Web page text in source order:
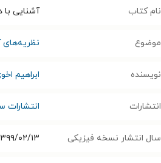
نام کتاب آشنایی با
موضوع
نویسنده ابراهیم
انتشارات انتشارات
سال انتشار نسخه فیزیکی ۱۳۹۹/۰۲/